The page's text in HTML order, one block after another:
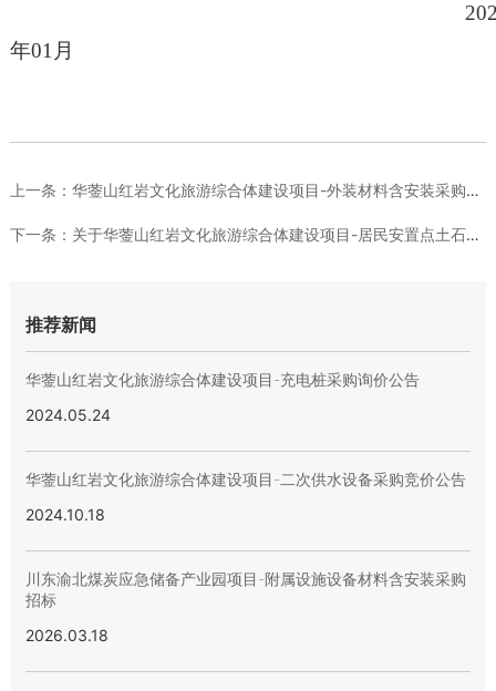
年01 月
上一条： 华蓥山红岩文化旅游综合体建设项目-外装材料含安装采购（1号楼...
下一条： 关于华蓥山红岩文化旅游综合体建设项目-居民安置点土石方工程竞...
推荐新闻
华蓥山红岩文化旅游综合体建设项目-充电桩采购询价公告
2024.05.24
华蓥山红岩文化旅游综合体建设项目-二次供水设备采购竞价公告
2024.10.18
川东渝北煤炭应急储备产业园项目-附属设施设备材料含安装采购
招标
2026.03.18